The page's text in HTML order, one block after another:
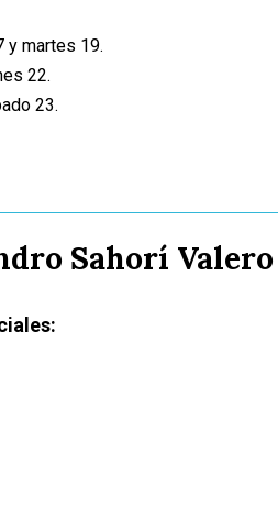
y martes 19.
22.
23.
Sahorí Valero